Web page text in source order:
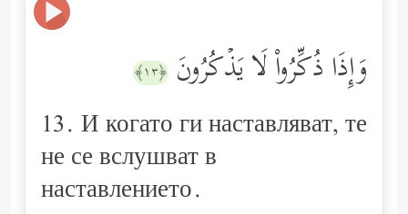
وَإِذَا ذُكِّرُواْ لَا یَذۡكُرُونَ ﴿١٣﴾
13. И когато ги наставляват, те
не се вслушват в
наставлението.